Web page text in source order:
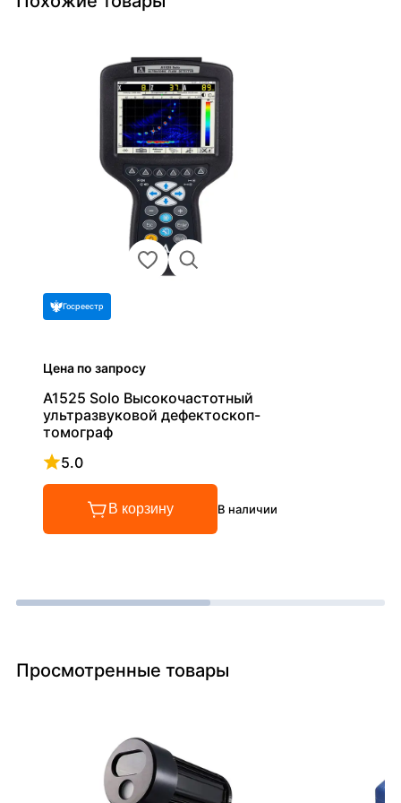
Госреестр
Цена по запросу
А1525 Solo Высокочастотный
ультразвуковой дефектоскоп-
томограф
5.0
Рейтинг 5 из 5
В корзину В наличии
Просмотренные товары